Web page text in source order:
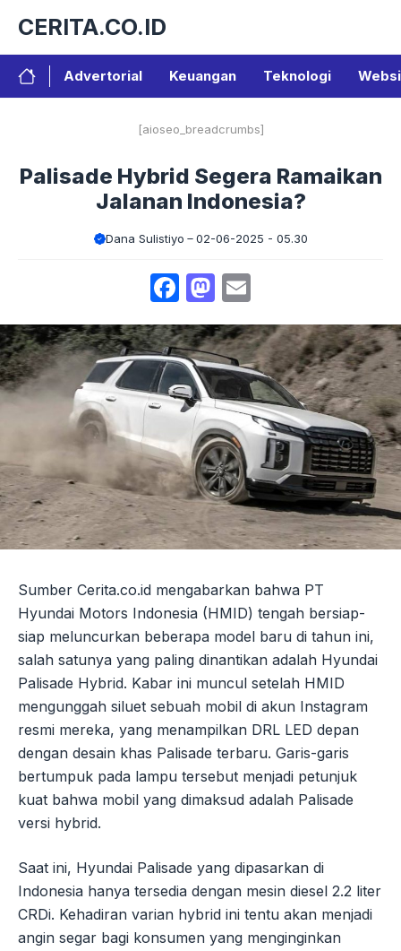
isi
CERITA.CO.ID
Advertorial Keuangan Teknologi
[aioseo_breadcrumbs]
Palisade Hybrid Segera Ramaikan
Jalanan Indonesia?
Dana Sulistiyo 02-06-2025 - 05.30
Facebook
Mastodon
Sumber Cerita.co.id mengabarkan bahwa PT
Hyundai Motors Indonesia (HMID) tengah bersiap-
siap meluncurkan beberapa model baru di tahun ini,
salah satunya yang paling dinantikan adalah Hyundai
Palisade Hybrid. Kabar ini muncul setelah HMID
mengunggah siluet sebuah mobil di akun Instagram
resmi mereka, yang menampilkan DRL LED depan
dengan desain khas Palisade terbaru. Garis-garis
bertumpuk pada lampu tersebut menjadi petunjuk
kuat bahwa mobil yang dimaksud adalah Palisade
versi hybrid.
Saat ini, Hyundai Palisade yang dipasarkan di
Indonesia hanya tersedia dengan mesin diesel 2.2 liter
CRDi. Kehadiran varian hybrid ini tentu akan menjadi
angin segar bagi konsumen yang menginginkan